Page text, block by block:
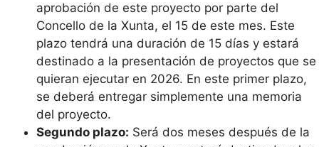
aprobación de este proyecto por parte del
Concello de la Xunta, el 15 de este mes. Este
plazo tendrá una duración de 15 días y estará
destinado a la presentación de proyectos que se
quieran ejecutar en 2026. En este primer plazo,
se deberá entregar simplemente una memoria
del proyecto.
Segundo plazo: Será dos meses después de la